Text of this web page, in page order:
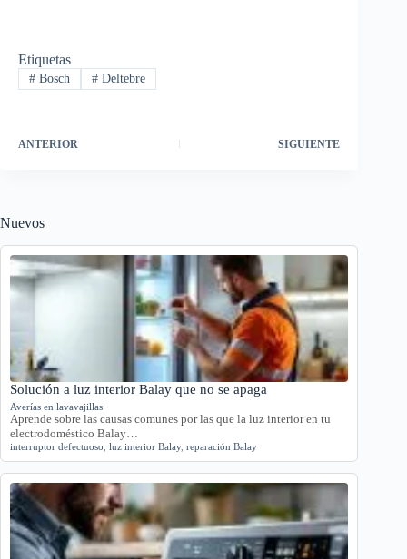
Etiquetas
#Bosch #Deltebre
ANTERIOR SIGUIENTE
Nuevos
Solución a luz interior Balay que no se apaga
Averías en lavavajillas
Aprende sobre las causas comunes por las que la luz interior en tu
electrodoméstico Balay…
interruptor defectuoso luz interior Balay, reparación Balay